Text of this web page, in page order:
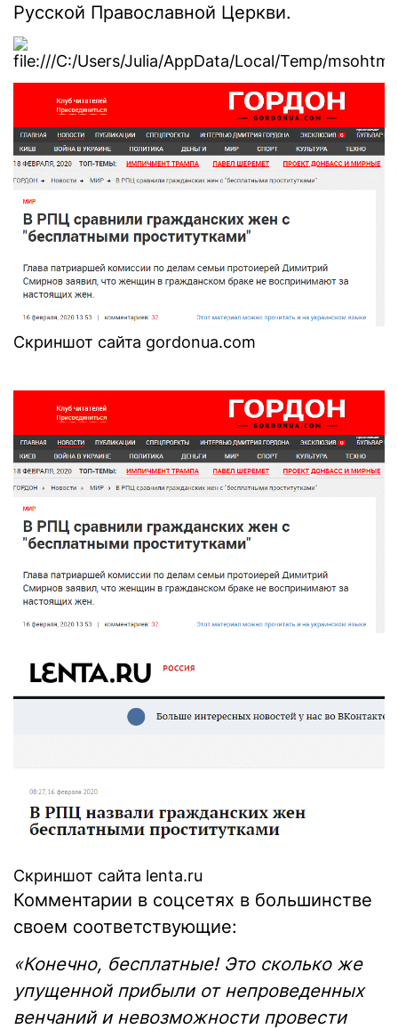
Русской Православной Церкви.
Скриншот сайта gordonua.com
Скриншот сайта lenta.ru
Комментарии в соцсетях в большинстве
своем соответствующие:
«Конечно, бесплатные! Это сколько же
упущенной прибыли от непроведенных
венчаний и невозможности провести